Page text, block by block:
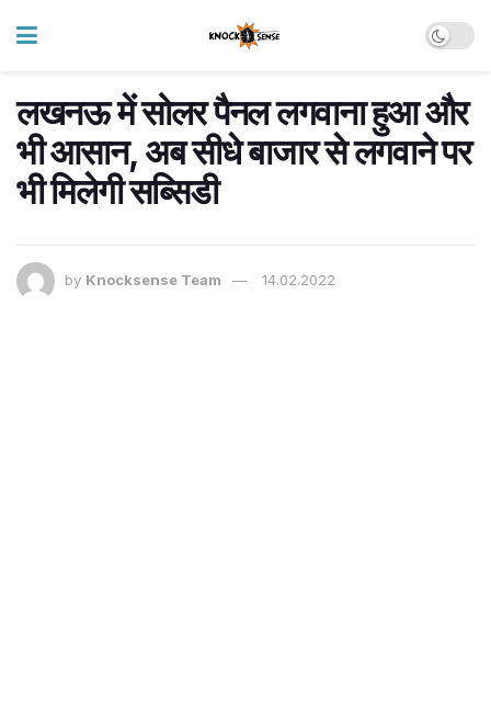
लखनऊ में सोलर पैनल लगवाना हुआ और
भी आसान, अब सीधे बाजार से लगवाने पर
भी मिलेगी सब्सिडी
by Knocksense Team 14.02.2022